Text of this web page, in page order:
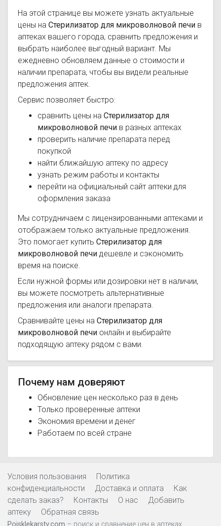
На этой странице вы можете узнать актуальные
цены на Стерилизатор для микроволновой печи в
аптеках вашего города, сравнить предложения и
выбрать наиболее выгодный вариант. Мы
ежедневно обновляем данные о стоимости и
наличии препарата, чтобы вы видели реальные
предложения аптек.
Сервис позволяет быстро:
сравнить цены на Стерилизатор для
микроволновой печи в разных аптеках
проверить наличие препарата перед
покупкой
найти ближайшую аптеку по адресу
узнать режим работы и контакты
перейти на официальный сайт аптеки для
оформления заказа
Мы сотрудничаем с лицензированными аптеками и
отображаем только актуальные предложения.
Это помогает купить Стерилизатор для
микроволновой печи дешевле и сэкономить
время на поиске.
Если нужной формы или дозировки нет в наличии,
вы можете посмотреть альтернативные
предложения или аналоги препарата.
Сравнивайте цены на Стерилизатор для
микроволновой печи онлайн и выбирайте
подходящую аптеку рядом с вами.
Почему нам доверяют
Обновление цен несколько раз в день
Только проверенные аптеки
Экономия времени и денег
Работаем по всей стране
Условия пользования
Политика
конфиденциальности
Доставка и оплата
Как
сделать заказ?
Контакты О нас
Добавить
аптеку
Обратная связь
Poisklekarstv.com – поиск и сравнение цен в аптеках